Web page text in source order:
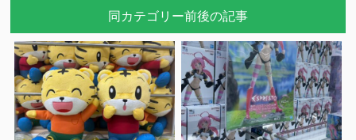
同カテゴリー前後の記事